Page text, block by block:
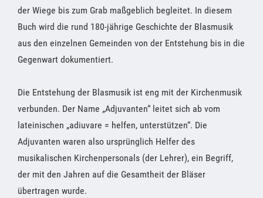
der Wiege bis zum Grab maßgeblich begleitet. In diesem
Buch wird die rund 180-jährige Geschichte der Blasmusik
aus den einzelnen Gemeinden von der Entstehung bis in die
Gegenwart dokumentiert.
Die Entstehung der Blasmusik ist eng mit der Kirchenmusik
verbunden. Der Name „Adjuvanten“ leitet sich ab vom
lateinischen „adiuvare = helfen, unterstützen“. Die
Adjuvanten waren also ursprünglich Helfer des
musikalischen Kirchenpersonals (der Lehrer), ein Begriff,
der mit den Jahren auf die Gesamtheit der Bläser
übertragen wurde.